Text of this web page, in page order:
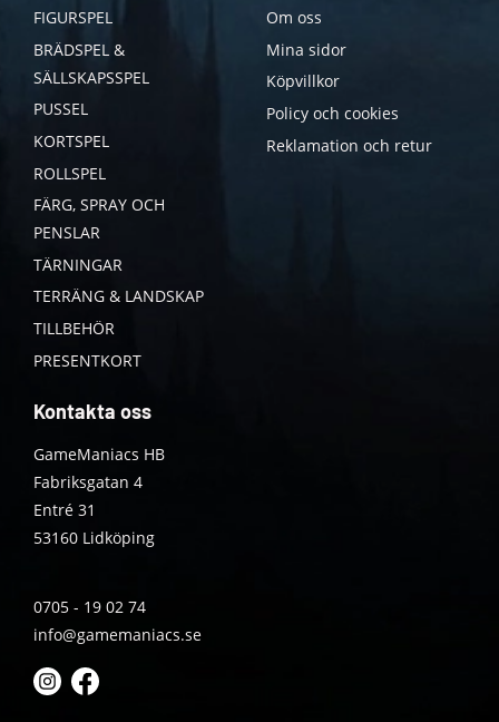
FIGURSPEL
BRÄDSPEL &
SÄLLSKAPSSPEL
PUSSEL
KORTSPEL
ROLLSPEL
FÄRG, SPRAY OCH
PENSLAR
TÄRNINGAR
TERRÄNG & LANDSKAP
TILLBEHÖR
PRESENTKORT
Om oss
Mina sidor
Köpvillkor
Policy och cookies
Reklamation och retur
Kontakta oss
GameManiacs HB
Fabriksgatan 4
Entré 31
53160 Lidköping
0705 - 19 02 74
info@gamemaniacs.se